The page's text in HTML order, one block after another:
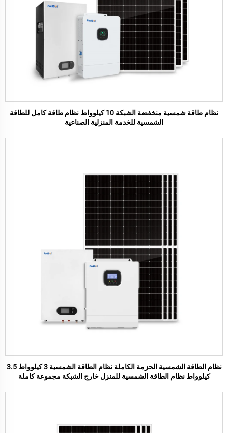
نظام طاقة شمسية منخفضة الشبكة 10 كيلوواط نظام طاقة كامل للطاقة
الشمسية للخدمة المنزلية الصناعية
نظام الطاقة الشمسية الحزمة الكاملة نظام الطاقة الشمسية 3 كيلوواط 3.5
كيلوواط نظام الطاقة الشمسية للمنزل خارج الشبكة مجموعة كاملة